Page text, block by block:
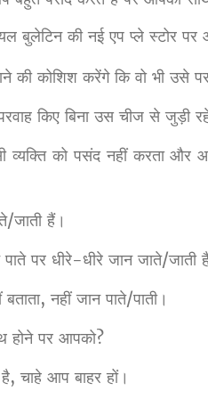
बुलेटिन की नई एप प्ले
की कोशिश करेंगे कि वो भी उसे
किए बिना उस चीज से जुड़ी
व्यक्ति को पसंद नहीं करता
जाती हैं।
पर धीरे-धीरे जान जाते/जाती
नहीं जान पाते/पाती।
होने पर आपको?
चाहे आप बाहर हों।